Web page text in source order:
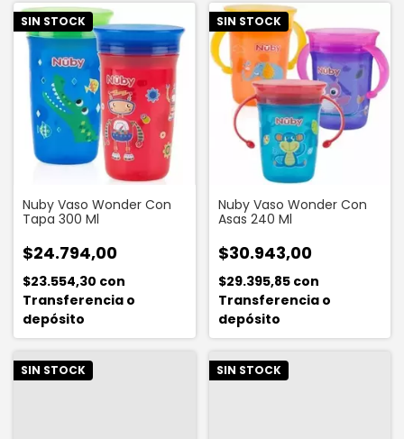
SIN STOCK
Nuby Vaso Wonder Con
Tapa 300 Ml
$24.794,00
$23.554,30 con
Transferencia o
depósito
SIN STOCK
Nuby Vaso Wonder Con
Asas 240 Ml
$30.943,00
$29.395,85 con
Transferencia o
depósito
SIN STOCK SIN STOCK